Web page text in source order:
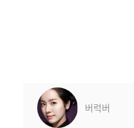
버럭버